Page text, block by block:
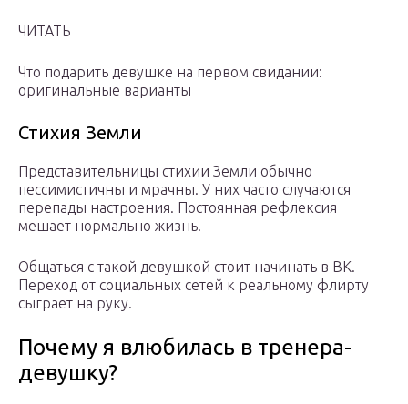
ЧИТАТЬ
Что подарить девушке на первом свидании:
оригинальные варианты
Стихия Земли
Представительницы стихии Земли обычно
пессимистичны и мрачны. У них часто случаются
перепады настроения. Постоянная рефлексия
мешает нормально жизнь.
Общаться с такой девушкой стоит начинать в ВК.
Переход от социальных сетей к реальному флирту
сыграет на руку.
Почему я влюбилась в тренера-
девушку?